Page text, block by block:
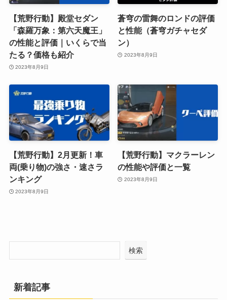
【荒野行動】殿堂セダン
「森羅万象：第六天魔王」
の性能と評価｜いくらで当
たる？価格も紹介
2023年8月9日
蒼穹の雷舞のロンドの評価
と性能（蒼穹ガチャセダ
ン）
2023年8月9日
【荒野行動】2月更新！車
両(乗り物)の強さ・速さラ
ンキング
2023年8月9日
【荒野行動】マクラーレン
の性能や評価と一覧
2023年8月9日
検索
新着記事